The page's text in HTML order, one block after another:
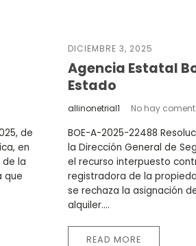
de
en
la
que
DICIEMBRE 3, 2025
Agencia Estatal
Estado
allinonetrial1 No hay
BOE-A-2025-22488
la Dirección General de
el recurso interpuesto
registradora de la
se rechaza la asignación
alquiler....
READ MORE